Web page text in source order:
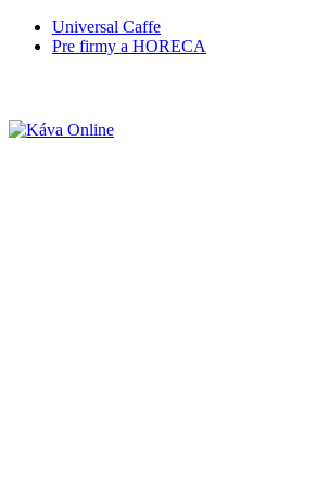
Universal Caffe
Pre firmy a HORECA